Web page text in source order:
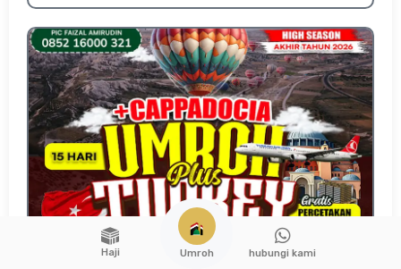
Haji Umroh hubungi kami